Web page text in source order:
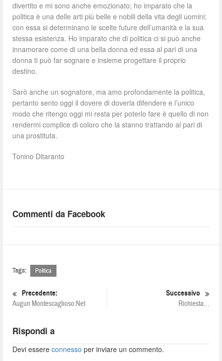
divertito e mi sono anche emozionato; ho imparato che la
politica è una delle arti più belle e nobili della vita degli uomini;
con essa si determinano le scelte future dell’umanità e la sua
stessa esistenza. Ho imparato che di politica ci si può anche
innamorare come di una bella donna ed essa al pari di una
donna ti può far sognare e insieme progettare il proprio
destino.
Sarò anche un sognatore, ma amo profondamente la politica,
pertanto sento oggi il dovere di doverla difendere e l’unico
modo che ritengo oggi mi resta per poterlo fare è quello di non
rendermi complice di coloro che la stanno trattando al pari di
una prostituta.
Tonino Ditaranto
Commenti da Facebook
Tags: Politica
Precedente:
Auguri Montescaglioso.Net
Successivo
Richiesta…
Rispondi a
Devi essereconnesso per inviare un commento.